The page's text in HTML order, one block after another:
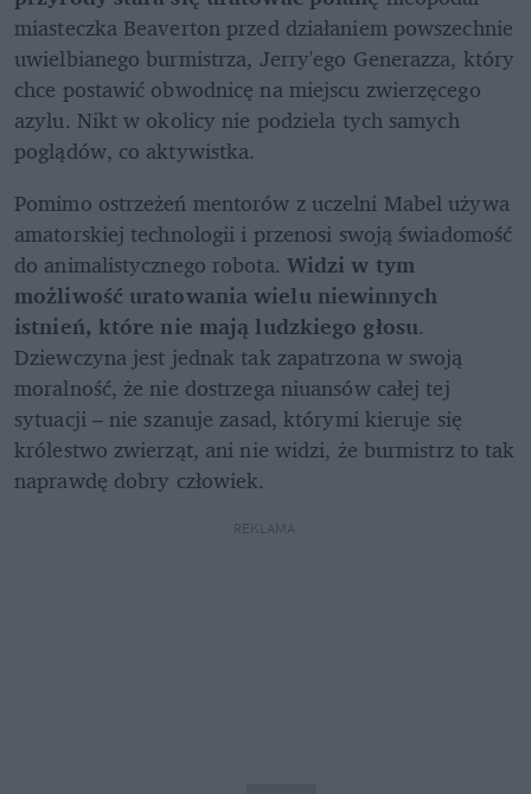
miasteczka Beaverton przed działaniem powszechnie
uwielbianego burmistrza, Jerry'ego Generazza, który
chce postawić obwodnicę na miejscu zwierzęcego
azylu. Nikt w okolicy nie podziela tych samych
poglądów, co aktywistka.
Pomimo ostrzeżeń mentorów z uczelni Mabel używa
amatorskiej technologii i przenosi swoją świadomość
do animalistycznego robota. Widzi w tym
możliwość uratowania wielu niewinnych
istnień, które nie mają ludzkiego głosu.
Dziewczyna jest jednak tak zapatrzona w swoją
moralność, że nie dostrzega niuansów całej tej
sytuacji – nie szanuje zasad, którymi kieruje się
królestwo zwierząt, ani nie widzi, że burmistrz to tak
naprawdę dobry człowiek.
REKLAMA